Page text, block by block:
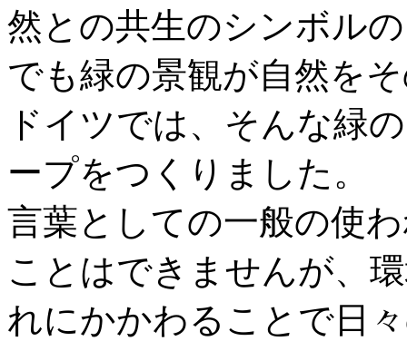
然との共生のシンボル
でも緑の景観が自然を
ドイツでは、そんな緑
ープをつくりました。
言葉としての一般の使
ことはできませんが、
れにかかわることで日